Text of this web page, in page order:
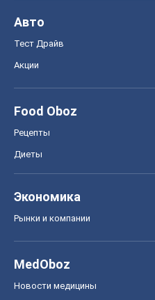
Авто
Тест Драйв
Акции
Food Oboz
Рецепты
Диеты
Экономика
Рынки и компании
MedOboz
Новости медицины